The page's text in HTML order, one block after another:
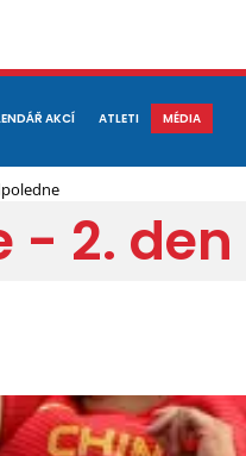
AKCÍ ATLETI MÉDIA
DOKUMENTY REPREZENTACE
- 2.